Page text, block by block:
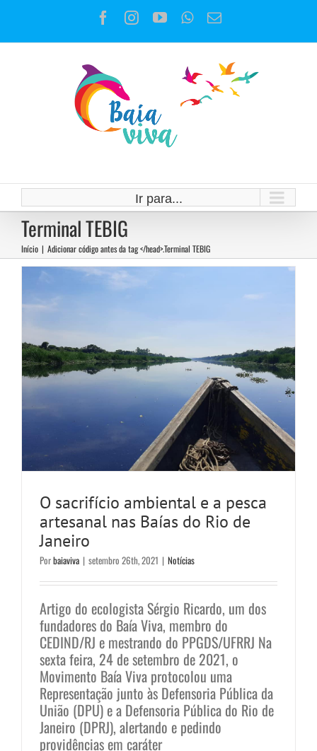
o
Facebook
Instagram
YouTubeWhatsApp
E-
Ir para...
Terminal TEBIG
Início | Adicionar código antes da tag </head>.Terminal TEBIG
O sacrifício ambiental e a pesca
Janeiro
O sacrifício ambiental e a pesca
artesanal nas Baías do Rio de
Janeiro
Porbaiaviva | setembro 26th, 2021 | Notícias
Artigo do ecologista Sérgio Ricardo, um dos
fundadores do Baía Viva, membro do
CEDIND/RJ e mestrando do PPGDS/UFRRJ Na
sexta feira, 24 de setembro de 2021, o
Movimento Baía Viva protocolou uma
Representação junto às Defensoria Pública da
União (DPU) e a Defensoria Pública do Rio de
Janeiro (DPRJ), alertando e pedindo
providências em caráter